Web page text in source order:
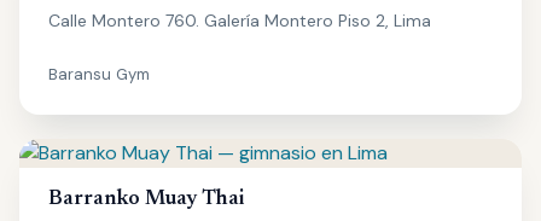
Calle Montero 760. Galería Montero Piso 2, Lima
Baransu Gym
Barranko Muay Thai